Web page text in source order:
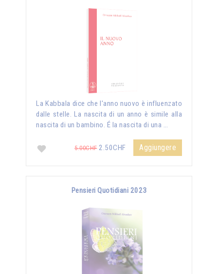
La Kabbala dice che l'anno nuovo è influenzato
dalle stelle. La nascita di un anno è simile alla
nascita di un bambino. É la nascita di una …
5.00CHF2.50CHF Aggiungere
Pensieri Quotidiani 2023